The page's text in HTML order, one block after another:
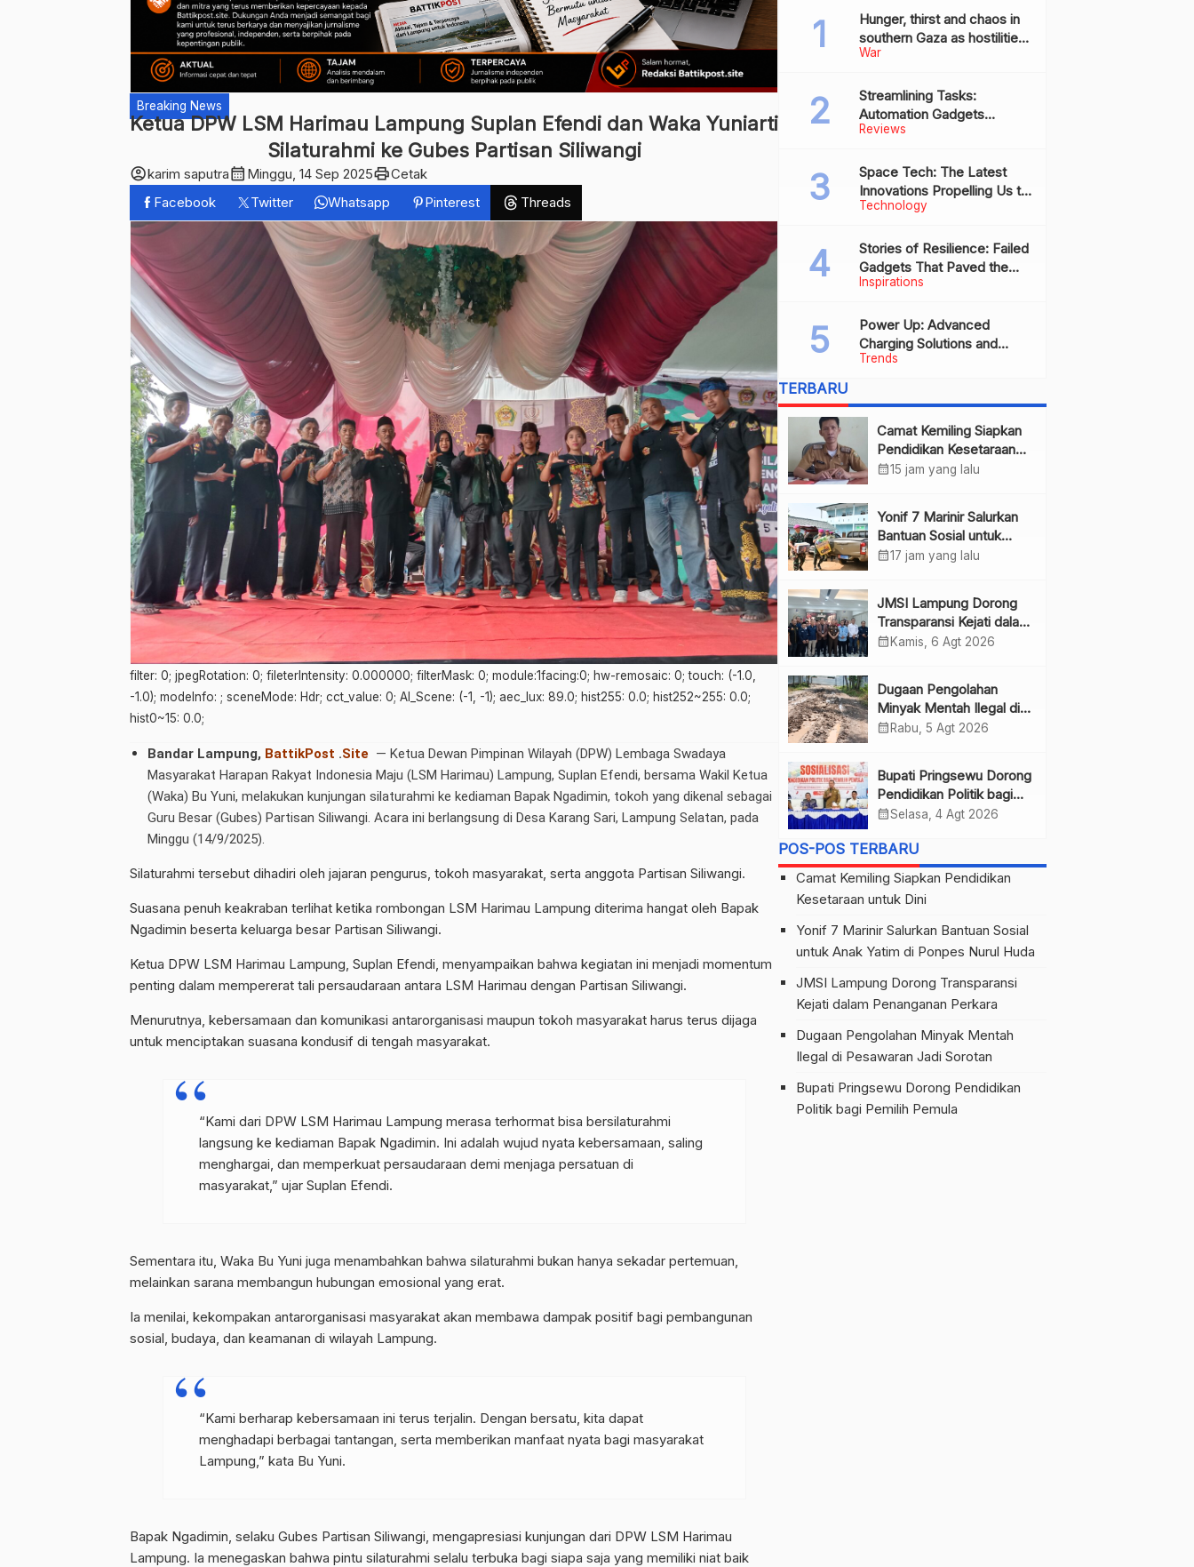
Breaking News
Ketua DPW LSM Harimau Lampung Suplan Efendi dan Waka Yuniarti
Silaturahmi ke Gubes Partisan Siliwangi
account_circlekarim saputracalendar_month Minggu, 14 Sep 2025printCetak
Facebook
Twitter Whatsapp Pinterest Threads
filter: 0; jpegRotation: 0; fileterIntensity: 0.000000; filterMask: 0; module:1facing:0; hw-remosaic: 0; touch: (-1.0,
-1.0); modeInfo: ; sceneMode: Hdr; cct_value: 0; AI_Scene: (-1, -1); aec_lux: 89.0; hist255: 0.0; hist252~255: 0.0;
hist0~15: 0.0;
Bandar Lampung, BattikPost .Site — Ketua Dewan Pimpinan Wilayah (DPW) Lembaga Swadaya
Masyarakat Harapan Rakyat Indonesia Maju (LSM Harimau) Lampung, Suplan Efendi, bersama Wakil Ketua
(Waka) Bu Yuni, melakukan kunjungan silaturahmi ke kediaman Bapak Ngadimin, tokoh yang dikenal sebagai
Guru Besar (Gubes) Partisan Siliwangi. Acara ini berlangsung di Desa Karang Sari, Lampung Selatan, pada
Minggu (14/9/2025).
Silaturahmi tersebut dihadiri oleh jajaran pengurus, tokoh masyarakat, serta anggota Partisan Siliwangi.
Suasana penuh keakraban terlihat ketika rombongan LSM Harimau Lampung diterima hangat oleh Bapak
Ngadimin beserta keluarga besar Partisan Siliwangi.
Ketua DPW LSM Harimau Lampung, Suplan Efendi, menyampaikan bahwa kegiatan ini menjadi momentum
penting dalam mempererat tali persaudaraan antara LSM Harimau dengan Partisan Siliwangi.
Menurutnya, kebersamaan dan komunikasi antarorganisasi maupun tokoh masyarakat harus terus dijaga
untuk menciptakan suasana kondusif di tengah masyarakat.
“Kami dari DPW LSM Harimau Lampung merasa terhormat bisa bersilaturahmi
langsung ke kediaman Bapak Ngadimin. Ini adalah wujud nyata kebersamaan, saling
menghargai, dan memperkuat persaudaraan demi menjaga persatuan di
masyarakat,” ujar Suplan Efendi.
Sementara itu, Waka Bu Yuni juga menambahkan bahwa silaturahmi bukan hanya sekadar pertemuan,
melainkan sarana membangun hubungan emosional yang erat.
Ia menilai, kekompakan antarorganisasi masyarakat akan membawa dampak positif bagi pembangunan
sosial, budaya, dan keamanan di wilayah Lampung.
“Kami berharap kebersamaan ini terus terjalin. Dengan bersatu, kita dapat
menghadapi berbagai tantangan, serta memberikan manfaat nyata bagi masyarakat
Lampung,” kata Bu Yuni.
Bapak Ngadimin, selaku Gubes Partisan Siliwangi, mengapresiasi kunjungan dari DPW LSM Harimau
Lampung. Ia menegaskan bahwa pintu silaturahmi selalu terbuka bagi siapa saja yang memiliki niat baik
War
Hunger, thirst and chaos in
southern Gaza as hostilities
drive humanitarian aid to the
Reviews
Streamlining Tasks:
Automation Gadgets
Revolutionizing Everyday
Technology
Space Tech: The Latest
Innovations Propelling Us to
New Frontiers
Inspirations
Stories of Resilience: Failed
Gadgets That Paved the
Way for Future Successes
Trends
Power Up: Advanced
Charging Solutions and
Battery Tech Innovations
TERBARU
Camat Kemiling Siapkan
Pendidikan Kesetaraan
untuk Dini
calendar_month15 jam yang lalu
Yonif 7 Marinir Salurkan
Bantuan Sosial untuk
Anak Yatim di Ponpes
calendar_month17 jam yang lalu
JMSI Lampung Dorong
Transparansi Kejati dalam
Penanganan Perkara
calendar_month Kamis, 6 Agt 2026
Dugaan Pengolahan
Minyak Mentah Ilegal di
Pesawaran Jadi Sorotan
calendar_month Rabu, 5 Agt 2026
Bupati Pringsewu Dorong
Pendidikan Politik bagi
Pemilih Pemula
calendar_monthSelasa, 4 Agt 2026
POS-POS TERBARU
Camat Kemiling Siapkan Pendidikan
Kesetaraan untuk Dini
Yonif 7 Marinir Salurkan Bantuan Sosial
untuk Anak Yatim di Ponpes Nurul Huda
JMSI Lampung Dorong Transparansi
Kejati dalam Penanganan Perkara
Dugaan Pengolahan Minyak Mentah
Ilegal di Pesawaran Jadi Sorotan
Bupati Pringsewu Dorong Pendidikan
Politik bagi Pemilih Pemula